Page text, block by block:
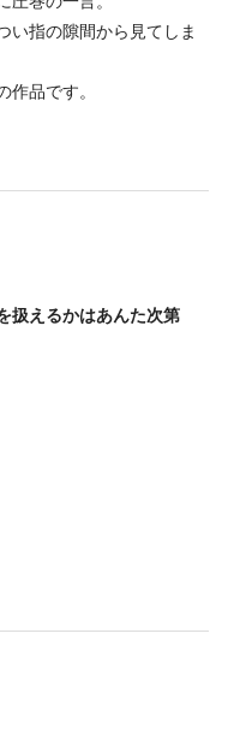
い指の隙間から見てしま
品です。
扱えるかはあんた次第